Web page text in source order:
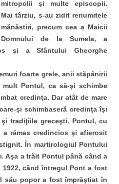
mitropolii şi multe episcopii.
Mai târziu, s-au zidit renumitele
mănăstiri, precum cea a Maicii
Domnului de la Sumela, a
şi a Sfântului Gheorghe
foarte grele, anii stăpânirii
Pontul, ca să-şi schimbe
credinţa. Dar atât de mare
şi schimbaseră credinţa îşi
tradiţiile greceşti. Pontul, cu
a rămas credincios şi afierosit
În martirologiul Pontului
Aşa a trăit Pontul până când a
când întregul Pont a fost
său popor a fost împrăştiat în